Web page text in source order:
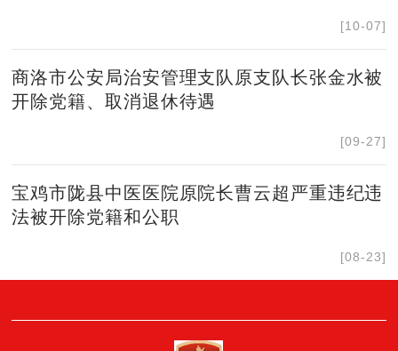
[10-07]
商洛市公安局治安管理支队原支队长张金水被
开除党籍、取消退休待遇
[09-27]
宝鸡市陇县中医医院原院长曹云超严重违纪违
法被开除党籍和公职
[08-23]